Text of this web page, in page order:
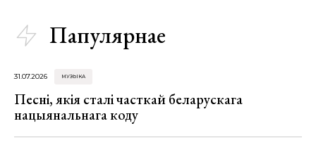
Папулярнае
31.07.2026 МУЗЫКА
Песні, якія сталі часткай беларускага
нацыянальнага коду